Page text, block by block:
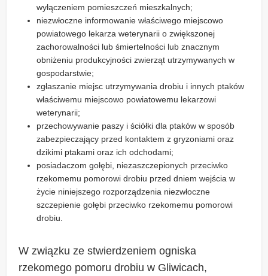
wyłączeniem pomieszczeń mieszkalnych;
niezwłoczne informowanie właściwego miejscowo
powiatowego lekarza weterynarii o zwiększonej
zachorowalności lub śmiertelności lub znacznym
obniżeniu produkcyjności zwierząt utrzymywanych w
gospodarstwie;
zgłaszanie miejsc utrzymywania drobiu i innych ptaków
właściwemu miejscowo powiatowemu lekarzowi
weterynarii;
przechowywanie paszy i ściółki dla ptaków w sposób
zabezpieczający przed kontaktem z gryzoniami oraz
dzikimi ptakami oraz ich odchodami;
posiadaczom gołębi, niezaszczepionych przeciwko
rzekomemu pomorowi drobiu przed dniem wejścia w
życie niniejszego rozporządzenia niezwłoczne
szczepienie gołębi przeciwko rzekomemu pomorowi
drobiu.
W związku ze stwierdzeniem ogniska
rzekomego pomoru drobiu w Gliwicach,